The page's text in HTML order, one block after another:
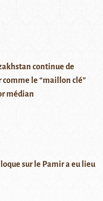
continue de
comme le “maillon clé”
médian
sur le Pamir a eu lieu